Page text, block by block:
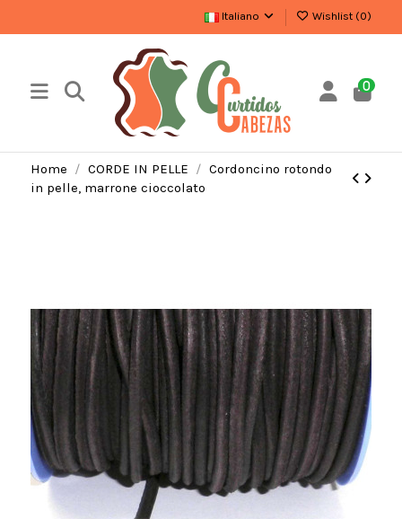
Italiano Wishlist (0)
0
Home CORDE IN PELLE
Cordoncino rotondo
in pelle, marrone cioccolato